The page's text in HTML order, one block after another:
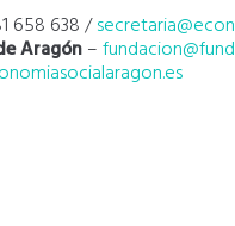
658 638 /
Aragón–